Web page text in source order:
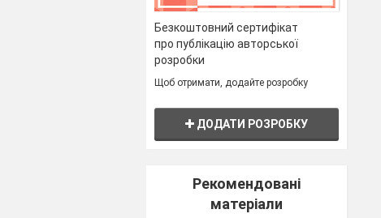
Безкоштовний сертифікат
про публікацію авторської
розробки
Щоб отримати, додайте розробку
ДОДАТИ РОЗРОБКУ
Рекомендовані
матеріали